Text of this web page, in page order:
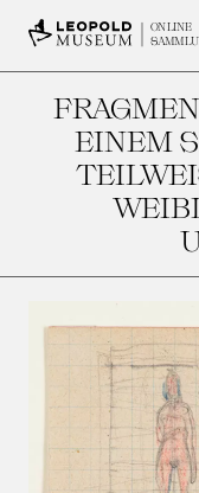
ONLINE
EINEM